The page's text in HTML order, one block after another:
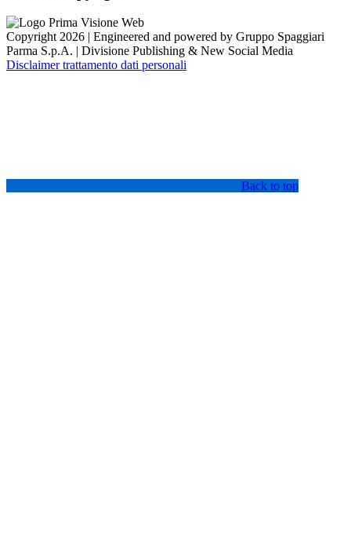
Copyright 2026 | Engineered and powered by Gruppo Spaggiari
Parma S.p.A. | Divisione Publishing & New Social Media
Disclaimer trattamento dati personali
Back to top